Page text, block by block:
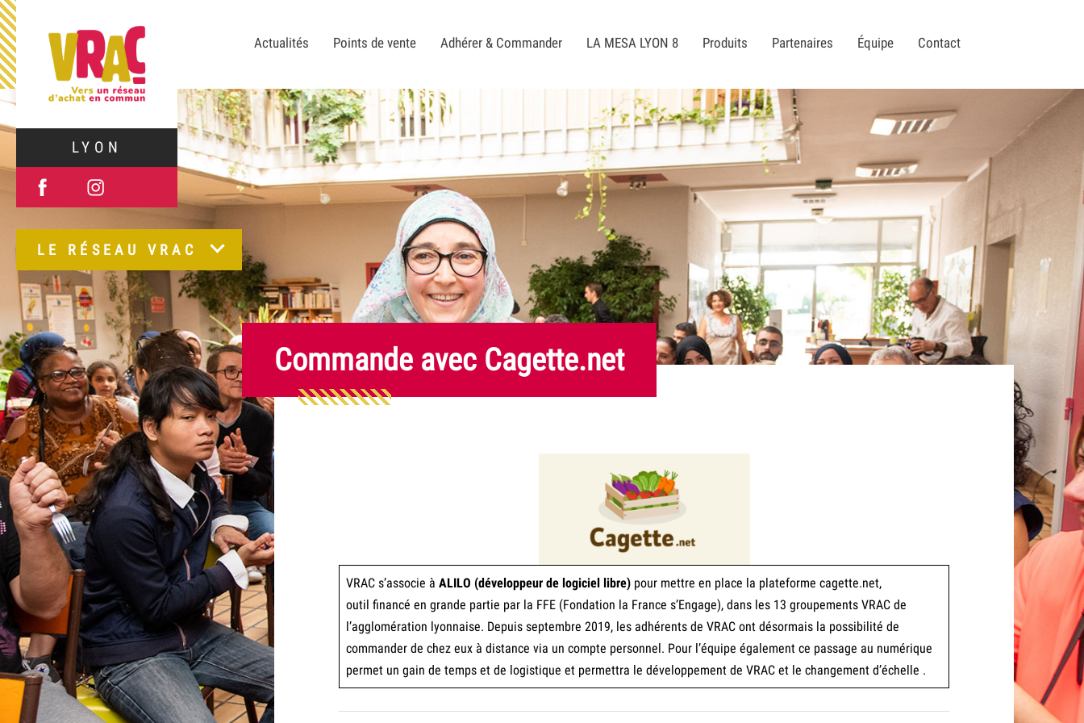
LYON
Actualités Points de vente Adhérer & Commander LA MESA LYON 8 Produits Partenaires Équipe Contact
LE RÉSEAU VRAC
Commande avec Cagette.net
VRAC s’associe à ALILO (développeur de logiciel libre) pour mettre en place la plateforme cagette.net,
outil financé en grande partie par la FFE (Fondation la France s’Engage), dans les 13 groupements VRAC de
l’agglomération lyonnaise. Depuis septembre 2019, les adhérents de VRAC ont désormais la possibilité de
commander de chez eux à distance via un compte personnel. Pour l’équipe également ce passage au numérique
permet un gain de temps et de logistique et permettra le développement de VRAC et le changement d’échelle .